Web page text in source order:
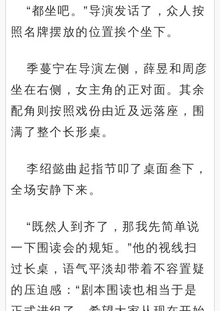
“都坐吧。”导演发话了，众人按
照名牌摆放的位置挨个坐下。
季蔓宁在导演左侧，薛昱和周彦
坐在右侧，女主角的正对面。其余
配角则按照戏份由近及远落座，围
满了整个长形桌。
李绍懿曲起指节叩了桌面叁下，
全场安静下来。
“既然人到齐了，那我先简单说
一下围读会的规矩。”他的视线扫
过长桌，语气平淡却带着不容置疑
的压迫感：“剧本围读也相当于是